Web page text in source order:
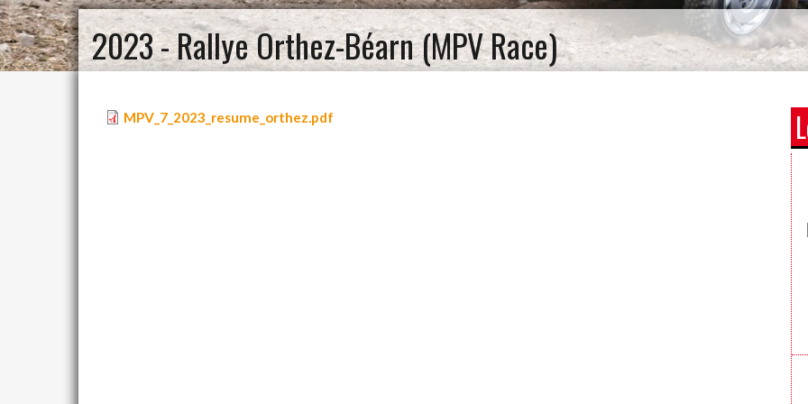
2023 - Rallye Orthez-Béarn (MPV Race)
MPV_7_2023_resume_orthez.pdf